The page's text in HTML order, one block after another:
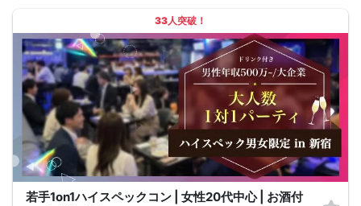
パーティ開始2時間前まで
■飲食
アルコール/ソフトドリンク付き
33人突破！
若手1on1ハイスペックコン | 女性20代中心 | お酒付